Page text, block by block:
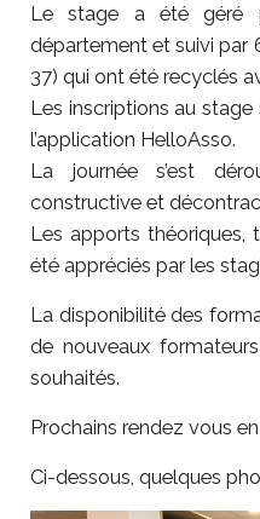
Le stage a été géré
département et suivi par
37) qui ont été recyclés
Les inscriptions au
l’application HelloAsso.
La journée s’est
constructive et
Les apports
été appréciés par les
La disponibilité des
de nouveaux
souhaités.
Prochains rendez vous
Ci-dessous, quelques